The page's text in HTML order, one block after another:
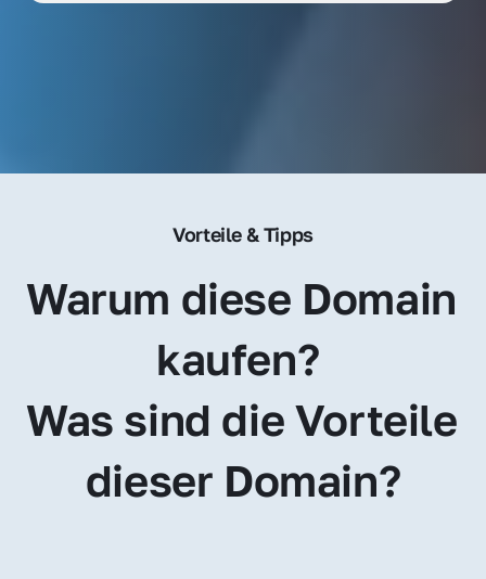
Vorteile & Tipps
Warum diese Domain
kaufen?
Was sind die Vorteile
dieser Domain?